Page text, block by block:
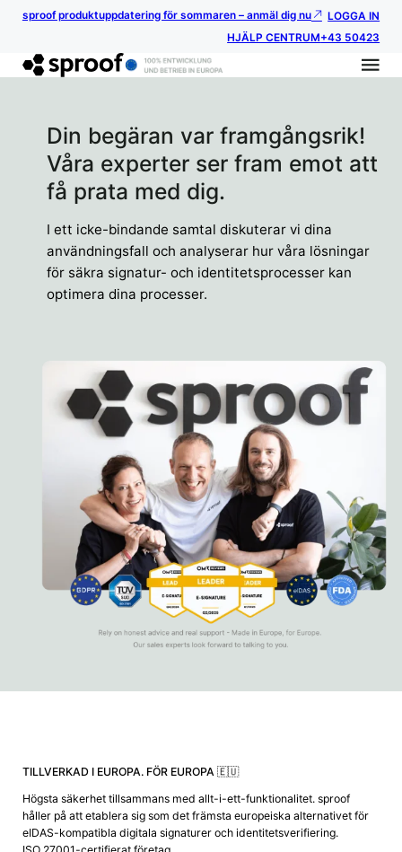
sproof produktuppdatering för sommaren – anmäl dig nu
LOGGA IN
HJÄLP CENTRUM+43 50423
Din begäran var framgångsrik!
Våra experter ser fram emot att
få prata med dig.
I ett icke-bindande samtal diskuterar vi dina
användningsfall och analyserar hur våra lösningar
för säkra signatur- och identitetsprocesser kan
optimera dina processer.
TILLVERKAD I EUROPA. FÖR EUROPA 🇪🇺
Högsta säkerhet tillsammans med allt-i-ett-funktionalitet. sproof
håller på att etablera sig som det främsta europeiska alternativet för
eIDAS-kompatibla digitala signaturer och identitetsverifiering.